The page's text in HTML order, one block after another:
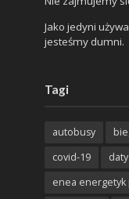
Jako jedyni
jesteśmy dumni.
Tagi
autobusy
covid-19
enea energetyk